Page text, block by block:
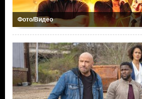
Фото/Видео